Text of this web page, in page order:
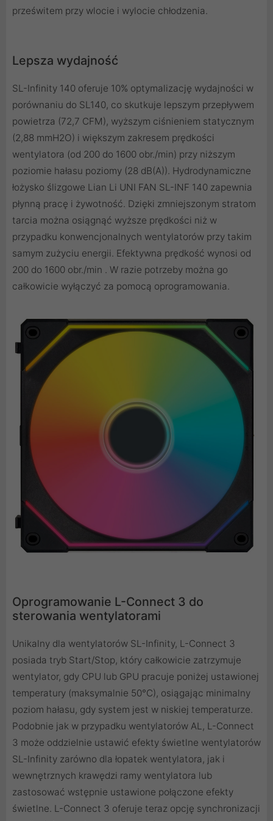
prześwitem przy wlocie i wylocie chłodzenia.
Lepsza wydajność
SL-Infinity 140 oferuje 10% optymalizację wydajności w
porównaniu do SL140, co skutkuje lepszym przepływem
powietrza (72,7 CFM), wyższym ciśnieniem statycznym
(2,88 mmH2O) i większym zakresem prędkości
wentylatora (od 200 do 1600 obr./min) przy niższym
poziomie hałasu poziomy (28 dB(A)). Hydrodynamiczne
łożysko ślizgowe Lian Li UNI FAN SL-INF 140 zapewnia
płynną pracę i żywotność. Dzięki zmniejszonym stratom
tarcia można osiągnąć wyższe prędkości niż w
przypadku konwencjonalnych wentylatorów przy takim
samym zużyciu energii. Efektywna prędkość wynosi od
200 do 1600 obr./min . W razie potrzeby można go
całkowicie wyłączyć za pomocą oprogramowania.
Oprogramowanie L-Connect 3 do
sterowania wentylatorami
Unikalny dla wentylatorów SL-Infinity, L-Connect 3
posiada tryb Start/Stop, który całkowicie zatrzymuje
wentylator, gdy CPU lub GPU pracuje poniżej ustawionej
temperatury (maksymalnie 50°C), osiągając minimalny
poziom hałasu, gdy system jest w niskiej temperaturze.
Podobnie jak w przypadku wentylatorów AL, L-Connect
3 może oddzielnie ustawić efekty świetlne wentylatorów
SL-Infinity zarówno dla łopatek wentylatora, jak i
wewnętrznych krawędzi ramy wentylatora lub
zastosować wstępnie ustawione połączone efekty
świetlne. L-Connect 3 oferuje teraz opcję synchronizacji